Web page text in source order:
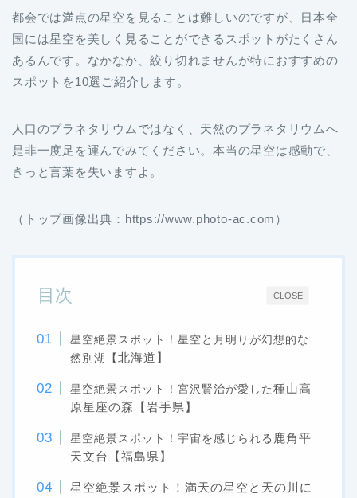
都会では満点の星空を見ることは難しいのですが、日本全
国には星空を美しく見ることができるスポットがたくさん
あるんです。なかなか、絞り切れませんが特におすすめの
スポットを10選ご紹介します。
人口のプラネタリウムではなく、天然のプラネタリウムへ
是非一度足を運んでみてください。本当の星空は感動で、
きっと言葉を失いますよ。
（トップ画像出典：https://www.photo-ac.com）
CLOSE
目次
星空絶景スポット！星空と月明りが幻想的な
然別湖【北海道】
星空絶景スポット！宮沢賢治が愛した種山高
原星座の森【岩手県】
星空絶景スポット！宇宙を感じられる 鹿角平
天文台【福島県】
星空絶景スポット！満天の星空と天の川に